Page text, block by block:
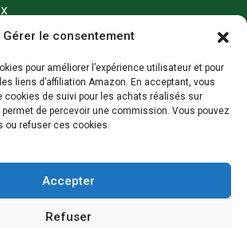
Gérer le consentement
pour améliorer l’expérience utilisateur et pour
liens d’affiliation Amazon. En acceptant, vous
cookies de suivi pour les achats réalisés sur
de percevoir une commission. Vous pouvez
ou refuser ces cookies.
Accepter
Refuser
pub, 100 % utile
0% pub, 100%
écologiques pour un mode de vie